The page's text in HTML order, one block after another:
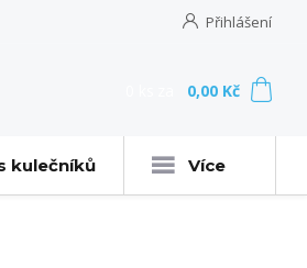
Přihlášení
0,00 Kč
kulečníků Více